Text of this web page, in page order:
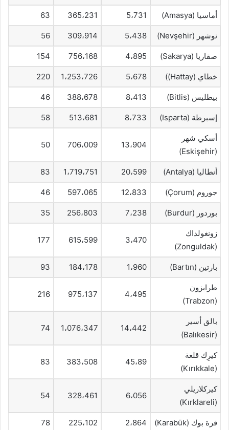
أماسيا (Amasya) 5،731 365،231 63
نوشهر (Nevşehir) 5،438 309،914 56
صقاريا (Sakarya) 4،895 756،168 154
خطاي (Hattay)) 5،678 1،253،726 220
بيطليس (Bitlis) 8،413 388،678 46
إسبرطة (Isparta) 8،733 513،681 58
أسكي شهر
(Eskişehir)
13،904 706،009 50
أنطاليا (Antalya) 20،599 1،719،751 83
جوروم (Çorum) 12،833 597،065 46
بوردور (Burdur) 7،238 256،803 35
زونغولداك
(Zonguldak)
3،470 615،599 177
بارتين (Bartın) 1،960 184،178 93
طرابزون
(Trabzon)
4،495 975،137 216
بالق أسير
(Balıkesir)
14،442 1،076،347 74
كيرِك قلعة
(Kırıkkale)
45،89 383،508 83
كيركلاريلي
(Kırklareli)
6،056 328،461 54
قرة بوك (Karabük) 2،864 225،102 78